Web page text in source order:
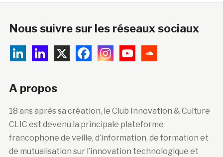
Nous suivre sur les réseaux sociaux
A propos
18 ans après sa création, le Club Innovation & Culture
CLIC est devenu la principale plateforme
francophone de veille, d’information, de formation et
de mutualisation sur l’innovation technologique et